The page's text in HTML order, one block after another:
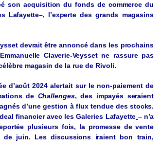
son acquisition dufonds de commerce du
Lafayette–, l’expertedes grands magasins
ysset devrait être annoncé dans les prochains
Claverie-Veysset ne rassurepas
magasin de la rue de Rivoli.
d’août2024 alertait sur le non-paiement de
de Challenges, des impayés seraient
gnés d’une gestion à fluxtenduedesstocks.
financieravecles Galeries Lafayette – n’a
plusieurs fois, la promesse devente
de juin. Les discussions iraient bon train,